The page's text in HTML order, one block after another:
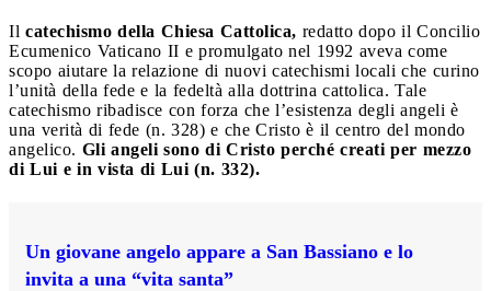
Il catechismo della Chiesa Cattolica, redatto dopo il Concilio
Ecumenico Vaticano II e promulgato nel 1992 aveva come
scopo aiutare la relazione di nuovi catechismi locali che curino
l’unità della fede e la fedeltà alla dottrina cattolica. Tale
catechismo ribadisce con forza che l’esistenza degli angeli è
una verità di fede (n. 328) e che Cristo è il centro del mondo
angelico. Gli angeli sono di Cristo perché creati per mezzo
di Lui e in vista di Lui (n. 332).
Un giovane angelo appare a San Bassiano e lo
invita a una “vita santa”